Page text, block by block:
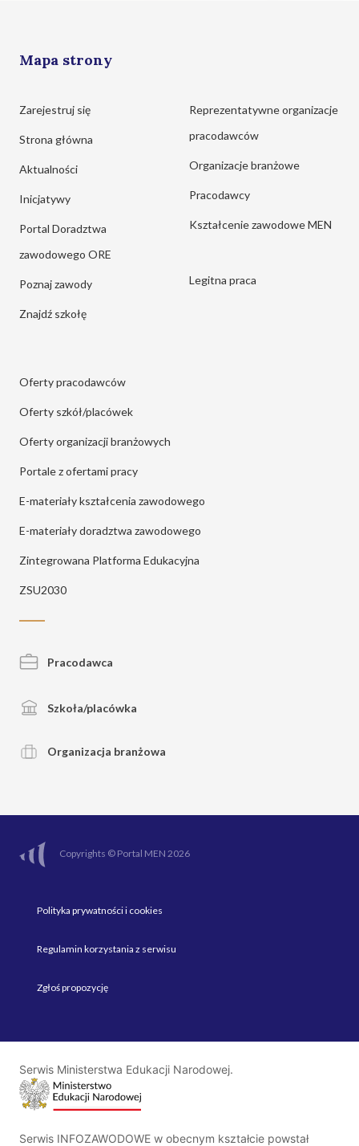
Mapa strony
Zarejestruj się
Strona główna
Aktualności
Inicjatywy
Portal Doradztwa
zawodowego ORE
Poznaj zawody
Znajdź szkołę
Reprezentatywne organizacje
pracodawców
Organizacje branżowe
Pracodawcy
Kształcenie zawodowe MEN
Legitna praca
Oferty pracodawców
Oferty szkół/placówek
Oferty organizacji branżowych
Portale z ofertami pracy
E-materiały kształcenia zawodowego
E-materiały doradztwa zawodowego
Zintegrowana Platforma Edukacyjna
ZSU2030
Pracodawca
Szkoła/placówka
Organizacja branżowa
Copyrights © Portal MEN 2026
Polityka prywatności i cookies
Regulamin korzystania z serwisu
Zgłoś propozycję
Serwis Ministerstwa Edukacji Narodowej.
Serwis INFOZAWODOWE w obecnym kształcie powstał